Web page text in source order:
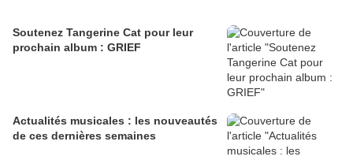
Soutenez Tangerine Cat pour leur
prochain album : GRIEF
Actualités musicales : les nouveautés
de ces dernières semaines